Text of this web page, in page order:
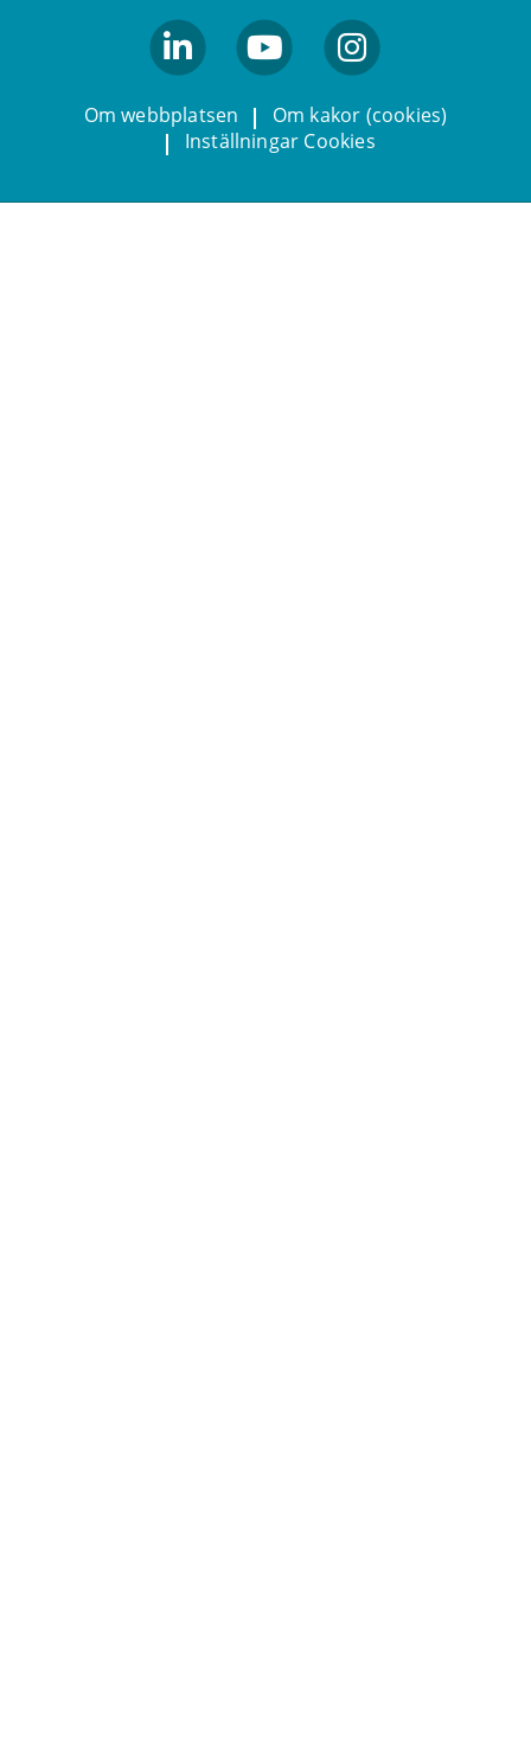
Om webbplatsen
Om kakor (cookies)
Inställningar Cookies